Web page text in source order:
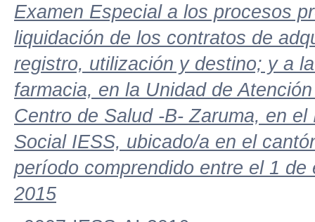
Examen Especial a los procesos
liquidación de los contratos de
registro, utilización y destino; y a
farmacia, en la Unidad de
Centro de Salud -B- Zaruma, en
Social IESS, ubicado/a en el
período comprendido entre el 1
2015